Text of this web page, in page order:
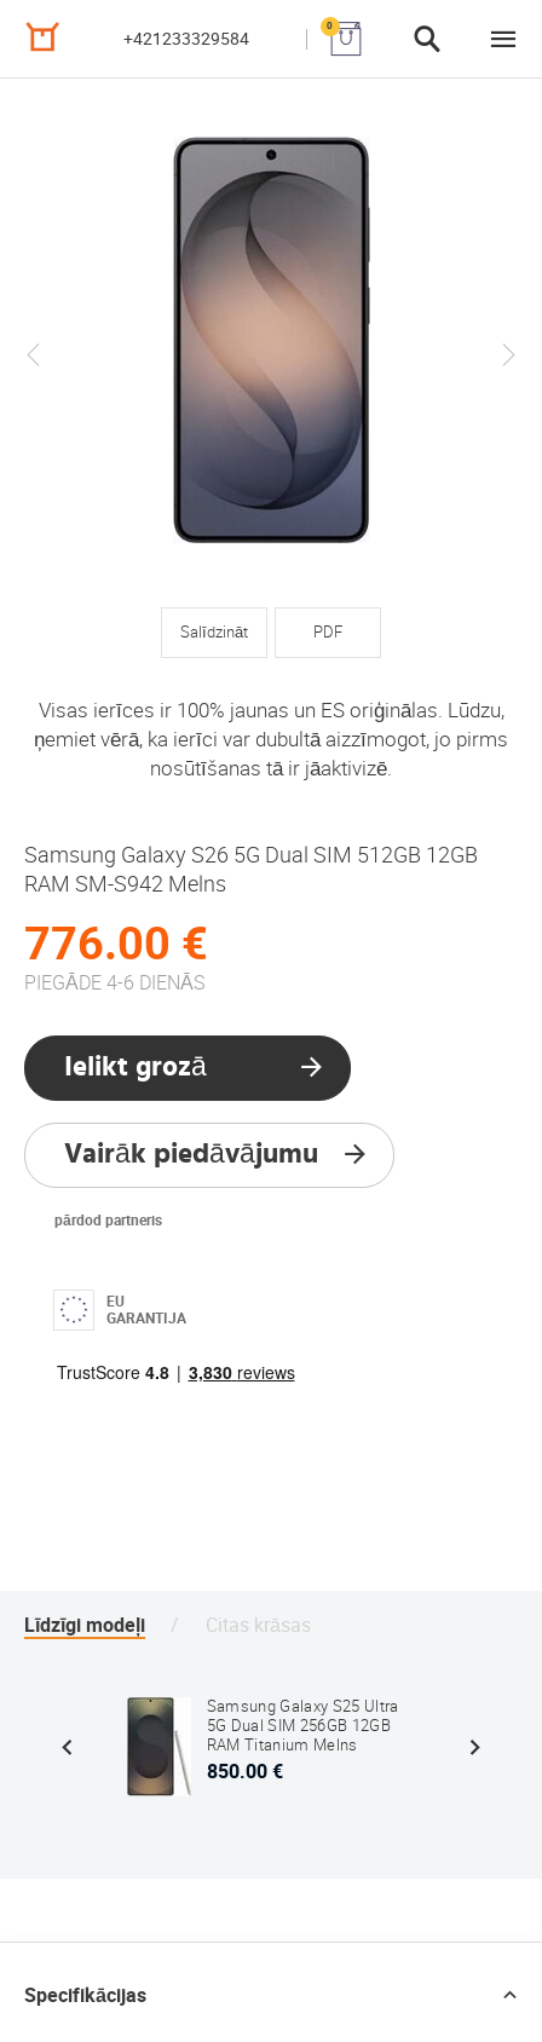
+421233329584
0
Salīdzināt PDF
Visas ierīces ir 100% jaunas un ES oriģinālas. Lūdzu,
ņemiet vērā, ka ierīci var dubultā aizzīmogot, jo pirms
nosūtīšanas tā ir jāaktivizē.
Samsung Galaxy S26 5G Dual SIM 512GB 12GB
RAM SM-S942 Melns
776.00 €
PIEGĀDE 4-6 DIENĀS
Ielikt grozā
Vairāk piedāvājumu
pārdod partneris
EU
GARANTIJA
Līdzīgi modeļi Citas krāsas
Samsung Galaxy S25 Ultra
5G Dual SIM 256GB 12GB
RAM Titanium Melns
850.00 €
Specifikācijas